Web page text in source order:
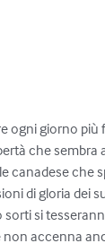
giorno più
che
canadese che
di gloria dei
si
non accenna